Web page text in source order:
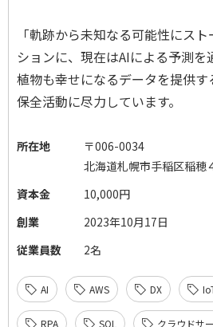
「軌跡から未知なる可能性にス
ションに、現在はAIによる予測
植物も幸せになるデータを提供
保全活動に尽力しています。
所在地 〒006-0034
北海道札幌市手稲区稲穂
資本金
10,000円
創業
2023年10月17日
従業員数
2名
AI AWS DX
RPA SQL クラウドサ